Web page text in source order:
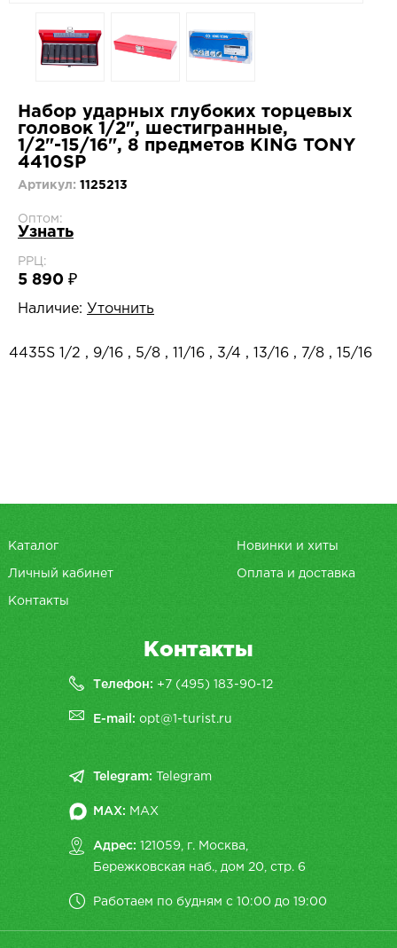
Набор ударных глубоких торцевых
головок 1/2", шестигранные,
1/2"-15/16", 8 предметов KING TONY
4410SP
Артикул: 1125213
Оптом:
Узнать
РРЦ:
5 890 ₽
Наличие: Уточнить
4435S 1/2 , 9/16 , 5/8 , 11/16 , 3/4 , 13/16 , 7/8 , 15/16
Каталог Новинки и хиты
Личный кабинет Оплата и доставка
Контакты
Контакты
Телефон: +7 (495) 183-90-12
E-mail:opt@1-turist.ru
Telegram: Telegram
MAX: MAX
Адрес: 121059, г. Москва,
Бережковская наб., дом 20, cтр. 6
Работаем по будням с 10:00 до 19:00